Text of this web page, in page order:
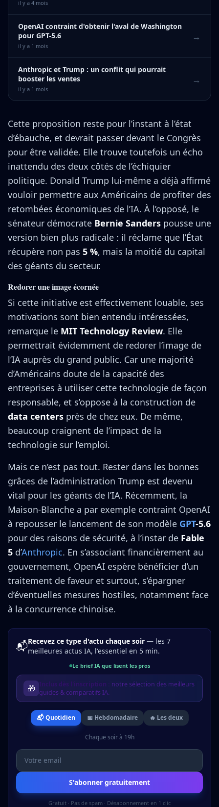
il y a 4 mois
OpenAI contraint d'obtenir l'aval de Washington
pour GPT-5.6
il y a 1 mois
→
Anthropic et Trump : un conflit qui pourrait
booster les ventes
il y a 1 mois
→
Cette proposition reste pour l’instant à l’état
d’ébauche, et devrait passer devant le Congrès
pour être validée. Elle trouve toutefois un écho
inattendu des deux côtés de l’échiquier
politique. Donald Trump lui-même a déjà affirmé
vouloir permettre aux Américains de profiter des
retombées économiques de l’IA. À l’opposé, le
sénateur démocrate Bernie Sanders pousse une
version bien plus radicale : il réclame que l’État
récupère non pas 5 %, mais la moitié du capital
des géants du secteur.
Redorer une image écornée
Si cette initiative est effectivement louable, ses
motivations sont bien entendu intéressées,
remarque le MIT Technology Review. Elle
permettrait évidemment de redorer l’image de
l’IA auprès du grand public. Car une majorité
d’Américains doute de la capacité des
entreprises à utiliser cette technologie de façon
responsable, et s’oppose à la construction de
data centers près de chez eux. De même,
beaucoup craignent de l’impact de la
technologie sur l’emploi.
Mais ce n’est pas tout. Rester dans les bonnes
grâces de l’administration Trump est devenu
vital pour les géants de l’IA. Récemment, la
Maison-Blanche a par exemple contraint OpenAI
à repousser le lancement de son modèle GPT-5.6
pour des raisons de sécurité, à l’instar de Fable
5 d’Anthropic. En s’associant financièrement au
gouvernement, OpenAI espère bénéficier d’un
traitement de faveur et surtout, s’épargner
d’éventuelles mesures hostiles, notamment face
à la concurrence chinoise.
📬Recevez ce type d'actu chaque soir — les 7
meilleures actus IA, l'essentiel en 5 min.
Le brief IA que lisent les pros
🎁 Inclus dès l'inscription : notre sélection des meilleurs
guides & comparatifs IA.
📬 Quotidien 📅 Hebdomadaire 🔥 Les deux
Chaque soir à 19h
S'abonner gratuitement
Gratuit · Pas de spam · Désabonnement en 1 clic